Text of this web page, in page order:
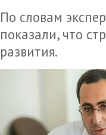
По словам
показали, что
развития.